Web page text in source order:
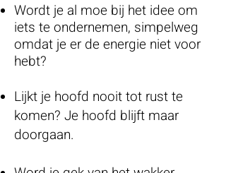
Wordt je al moe bij het idee om
iets te ondernemen, simpelweg
omdat je er de energie niet voor
hebt?
Lijkt je hoofd nooit tot rust te
komen? Je hoofd blijft maar
doorgaan.